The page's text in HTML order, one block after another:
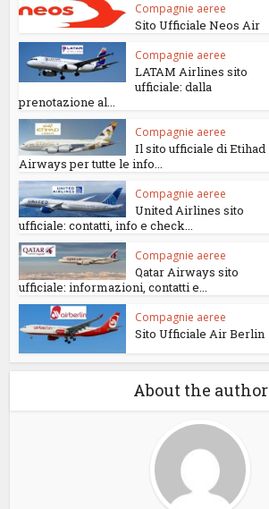
Compagnie aeree
Sito Ufficiale Neos Air
Compagnie aeree
LATAM Airlines sito
ufficiale: dalla
prenotazione al...
Compagnie aeree
Il sito ufficiale di Etihad
Airways per tutte le info...
Compagnie aeree
United Airlines sito
ufficiale: contatti, info e check...
Compagnie aeree
Qatar Airways sito
ufficiale: informazioni, contatti e...
Compagnie aeree
Sito Ufficiale Air Berlin
About the author